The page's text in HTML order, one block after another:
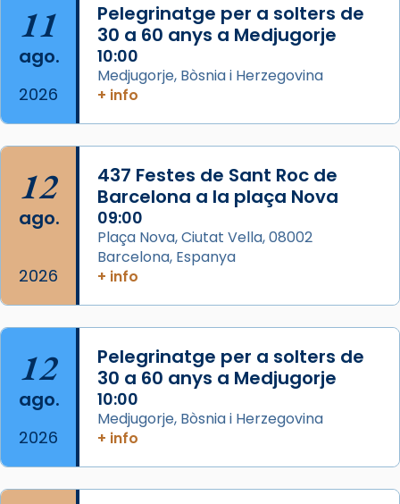
L’arquebisbe de Barcelona, el cardenal Joan
Josep Omella, ha presidit la missa i l’ha
concelebrat el bisbe auxiliar de Barcelona,
Mons. David Abadías.
📸 Dr. G. Simón
Foto
View on Facebook · Share
Arquebisbat de Barcelona
2 weeks ago
Memòria de les santes Juliana i
Acompanyant la història de sant Cugat, a
partir de l’Edat Mitjana sorgeix la tradició
que les santes Juliana (“relatiu a Júlia”) i
Semproniana (“relatiu a Semprònia =
eterna”) són deixebles seves. I l’any 1667, el
frare Joan Gaspar Roig, afirma en una obra
que les santes són filles de l’antiga Iluro.
Mataró en reivindicarà les relíq
11
ago.
2026
Pelegrinatge per a solters de
30 a 60 anys a Medjugorje
10:00
Medjugorje, Bòsnia i Herzegovina
+ info
12
ago.
2026
437 Festes de Sant Roc de
Barcelona a la plaça Nova
09:00
Plaça Nova, Ciutat Vella, 08002
Barcelona, Espanya
+ info
12
ago.
2026
Pelegrinatge per a solters de
30 a 60 anys a Medjugorje
10:00
Medjugorje, Bòsnia i Herzegovina
+ info